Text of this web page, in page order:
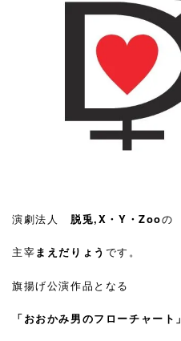
演劇法人 脱兎,X・Y・Zooの
主宰まえだりょう です。
旗揚げ公演作品となる
「おおかみ男のフローチャート」